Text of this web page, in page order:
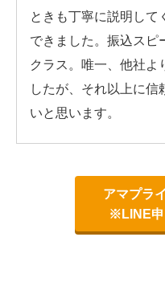
ときも丁寧に説明して
できました。振込スピ
クラス。唯一、他社よ
したが、それ以上に信
いと思います。
アマプラ
※LINE申